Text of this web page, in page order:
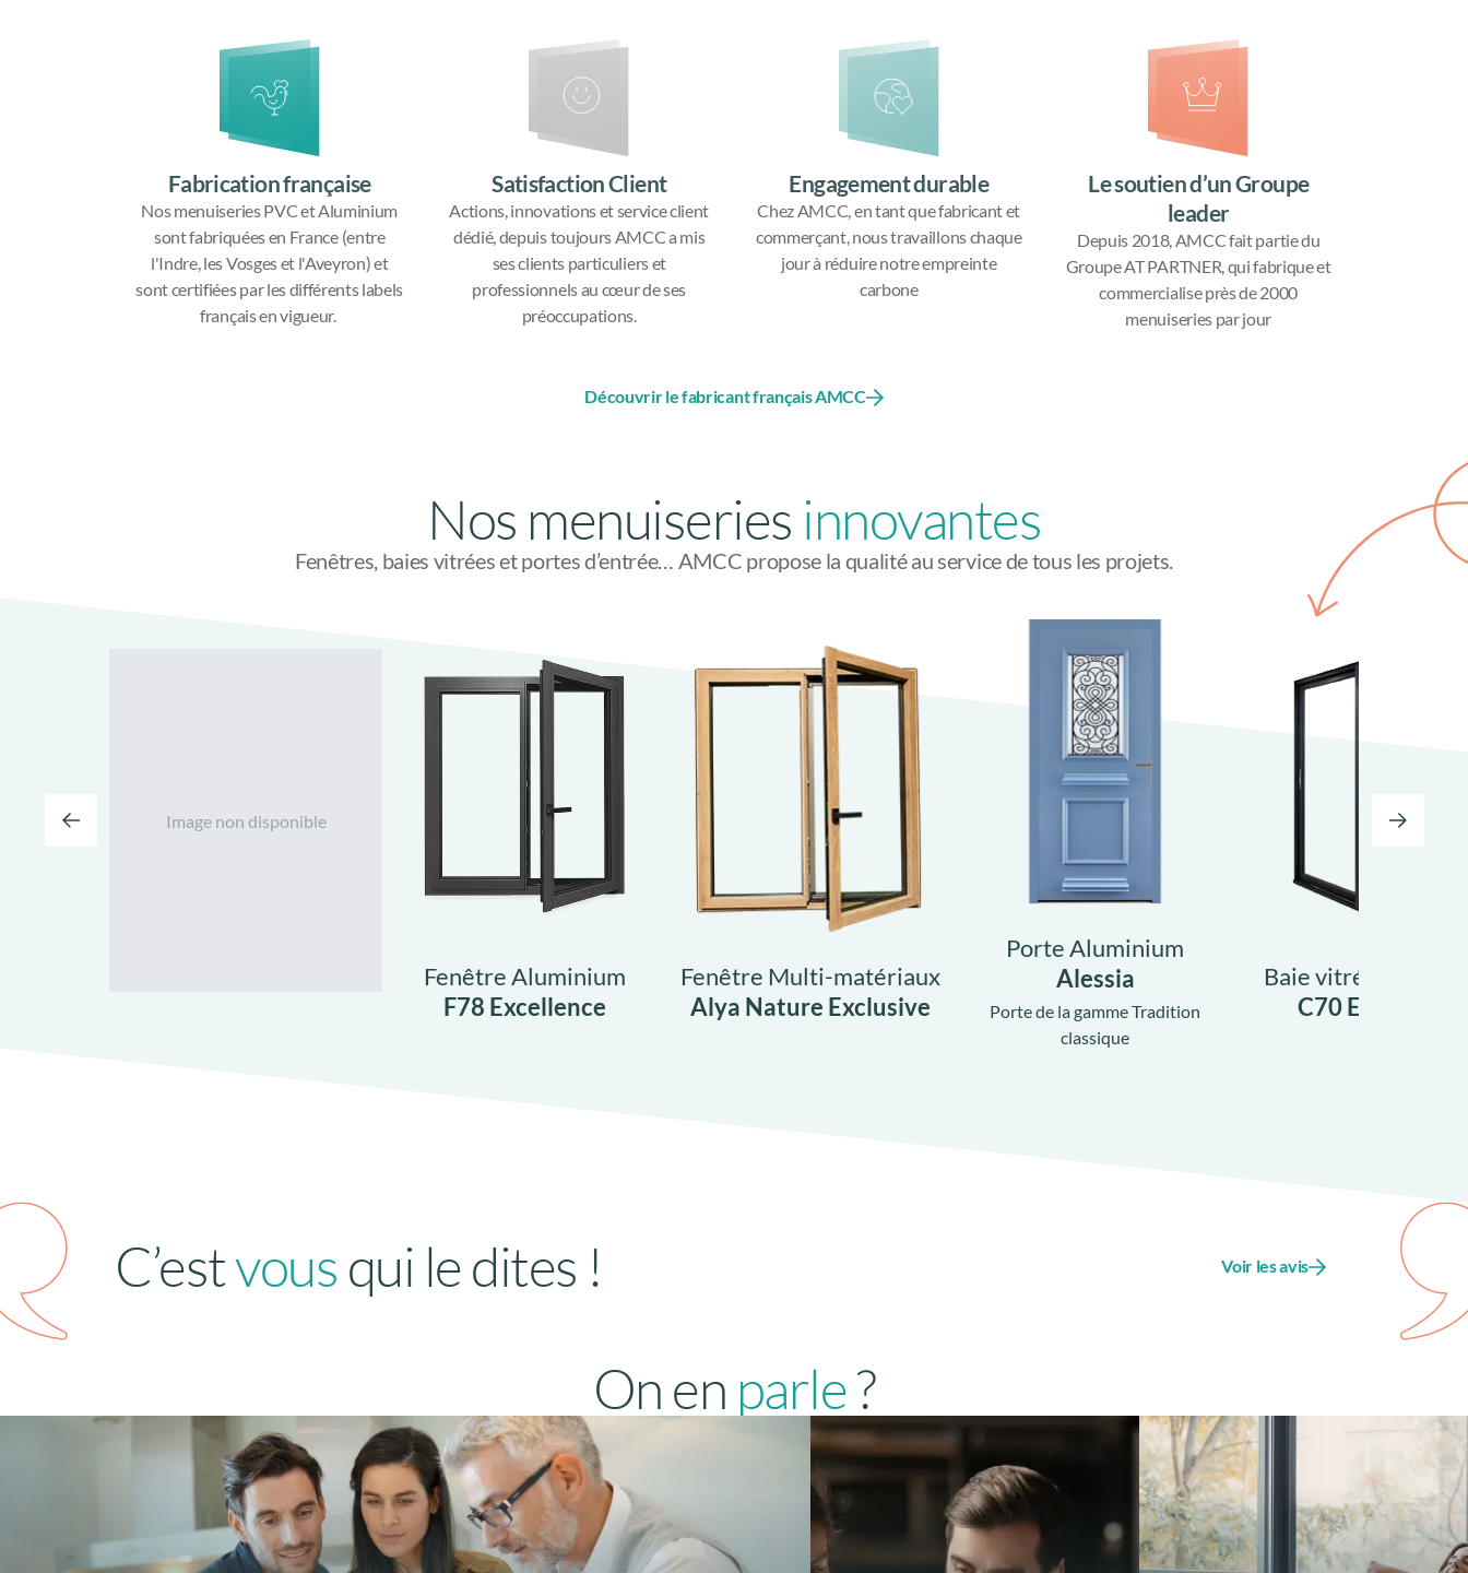
Fabrication française
Nos menuiseries PVC et Aluminium
sont fabriquées en France (entre
l'Indre, les Vosges et l'Aveyron) et
sont certifiées par les différents labels
français en vigueur.
Satisfaction Client
Actions, innovations et service client
dédié, depuis toujours AMCC a mis
ses clients particuliers et
professionnels au cœur de ses
préoccupations.
Engagement durable
Chez AMCC, en tant que fabricant et
commerçant, nous travaillons chaque
jour à réduire notre empreinte
carbone
Le soutien d’un Groupe
leader
Depuis 2018, AMCC fait partie du
Groupe AT PARTNER, qui fabrique et
commercialise près de 2000
menuiseries par jour
Découvrir le fabricant français AMCC
Nos menuiseries innovantes
Fenêtres, baies vitrées et portes d’entrée… AMCC propose la qualité au service de tous les projets.
Image non disponible
Fenêtre Aluminium
F78 Excellence
Fenêtre Multi-matériaux
Alya Nature Exclusive
Porte Aluminium
Alessia
Porte de la gamme Tradition
classique
Baie vitrée
C70 Excellence
C’estvousqui le dites ! Voir les avis
On en parle?